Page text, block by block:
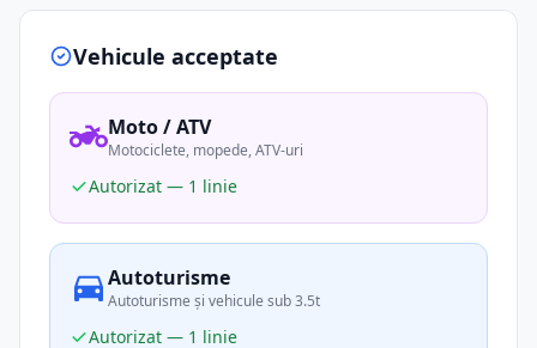
Vehicule acceptate
Moto / ATV
Motociclete, mopede, ATV-uri
Autorizat — 1 linie
Autoturisme
Autoturisme și vehicule sub 3.5t
Autorizat — 1 linie